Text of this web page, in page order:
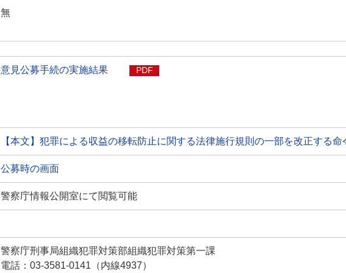
無
意見公募手続の実施結果 PDF
【本文】犯罪による収益の移転防止に関する法律施行規則の一部を改正する命
公募時の画面
警察庁情報公開室にて閲覧可能
警察庁刑事局組織犯罪対策部組織犯罪対策第一課
電話：03-3581-0141（内線4937）